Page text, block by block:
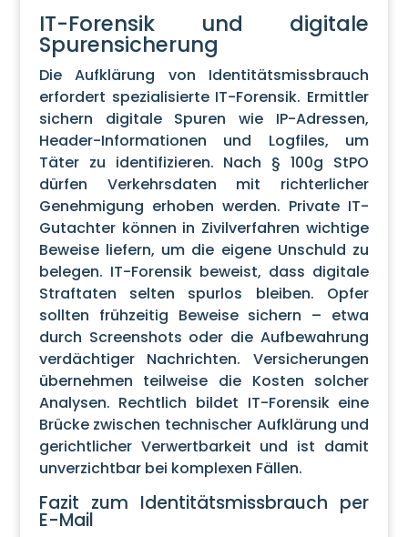
IT-Forensik und digitale
Spurensicherung
Die Aufklärung von Identitätsmissbrauch
erfordert spezialisierte IT-Forensik. Ermittler
sichern digitale Spuren wie IP-Adressen,
Header-Informationen und Logfiles, um
Täter zu identifizieren. Nach § 100g StPO
dürfen Verkehrsdaten mit richterlicher
Genehmigung erhoben werden. Private IT-
Gutachter können in Zivilverfahren wichtige
Beweise liefern, um die eigene Unschuld zu
belegen. IT-Forensik beweist, dass digitale
Straftaten selten spurlos bleiben. Opfer
sollten frühzeitig Beweise sichern – etwa
durch Screenshots oder die Aufbewahrung
verdächtiger Nachrichten. Versicherungen
übernehmen teilweise die Kosten solcher
Analysen. Rechtlich bildet IT-Forensik eine
Brücke zwischen technischer Aufklärung und
gerichtlicher Verwertbarkeit und ist damit
unverzichtbar bei komplexen Fällen.
Fazit zum Identitätsmissbrauch per
E-Mail